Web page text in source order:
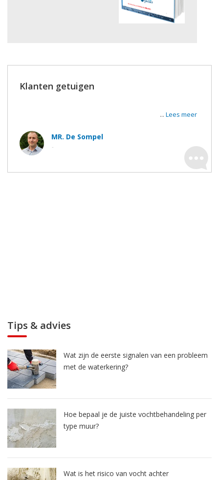
Klanten getuigen
... Lees meer
MR. De Sompel
-
Tips & advies
Wat zijn de eerste signalen van een probleem
met de waterkering?
Hoe bepaal je de juiste vochtbehandeling per
type muur?
Wat is het risico van vocht achter